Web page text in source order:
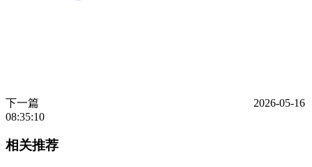
下一篇
2026-05-16
08:35:10
相关推荐